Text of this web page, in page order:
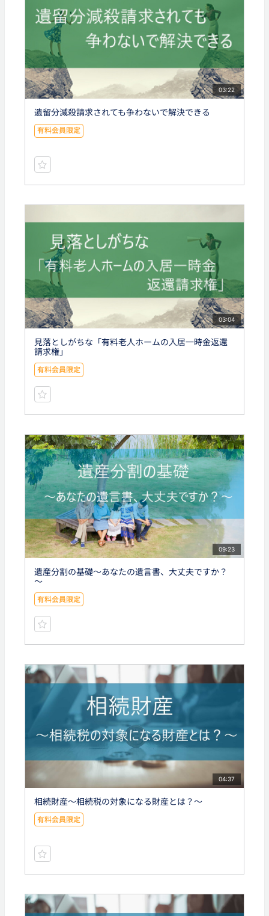
03:22
遺留分減殺請求されても争わないで解決できる
有料会員限定
03:04
見落としがちな「有料老人ホームの入居一時金返還
請求権」
有料会員限定
09:23
遺産分割の基礎～あなたの遺言書、大丈夫ですか？
～
有料会員限定
04:37
相続財産～相続税の対象になる財産とは？～
有料会員限定